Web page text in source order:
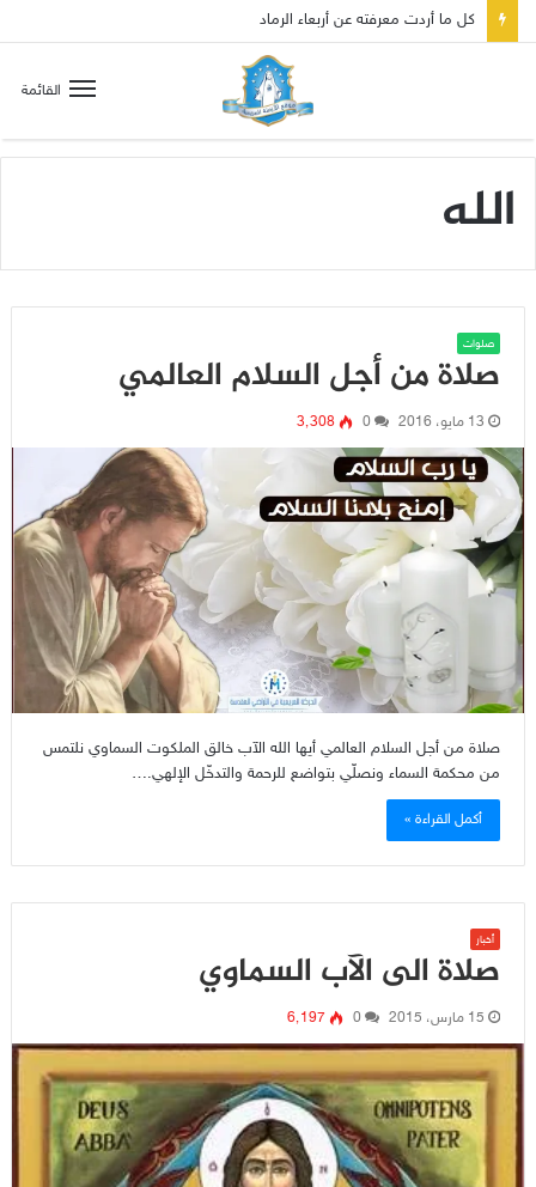
كل ما أردت معرفته عن أربعاء الرماد
القائمة
الله
صلوات
صلاة من أجل السلام العالمي
13 مايو، 2016 0 3٬308
صلاة من أجل السلام العالمي أيها الله الآب خالق الملكوت السماوي نلتمس
من محكمة السماء ونصلّي بتواضع للرحمة والتدخّل الإلهي.…
أكمل القراءة »
أخبار
صلاة الى الآب السماوي
15 مارس، 2015 0 6٬197